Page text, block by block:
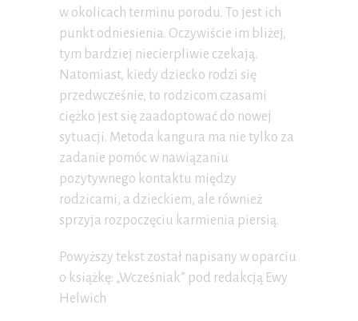
w okolicach terminu porodu. To jest ich
punkt odniesienia. Oczywiście im bliżej,
tym bardziej niecierpliwie czekają.
Natomiast, kiedy dziecko rodzi się
przedwcześnie, to rodzicom czasami
ciężko jest się zaadoptować do nowej
sytuacji. Metoda kangura ma nie tylko za
zadanie pomóc w nawiązaniu
pozytywnego kontaktu między
rodzicami, a dzieckiem, ale również
sprzyja rozpoczęciu karmienia piersią.
Powyższy tekst został napisany w oparciu
o książkę: „Wcześniak” pod redakcją Ewy
Helwich